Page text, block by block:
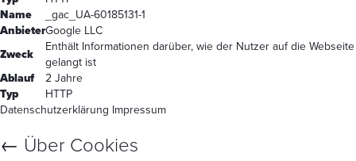
Name
_gac_UA-60185131-1
AnbieterGoogle LLC
Zweck
Enthält Informationen darüber, wie der Nutzer auf die Webseite
gelangt ist
Ablauf
2 Jahre
Typ
HTTP
Datenschutzerklärung Impressum
← Über Cookies